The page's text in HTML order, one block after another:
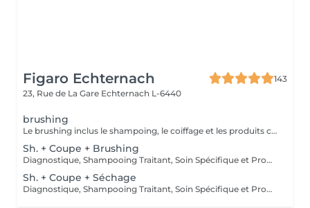
Figaro Echternach
143
23, Rue de La Gare Echternach L-6440
brushing
Le brushing inclus le shampoing, le coiffage et les produits correspondants.
Sh. + Coupe + Brushing
Diagnostique, Shampooing Traitant, Soin Spécifique et Produits Coiffants inclus
Sh. + Coupe + Séchage
Diagnostique, Shampooing Traitant, Soin Spécifique et Produits Coiffants inclus